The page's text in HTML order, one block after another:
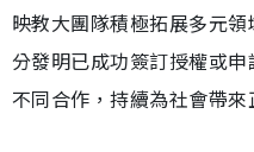
映教大團隊積極拓展多元
分發明已成功簽訂授權或
不同合作，持續為社會帶來